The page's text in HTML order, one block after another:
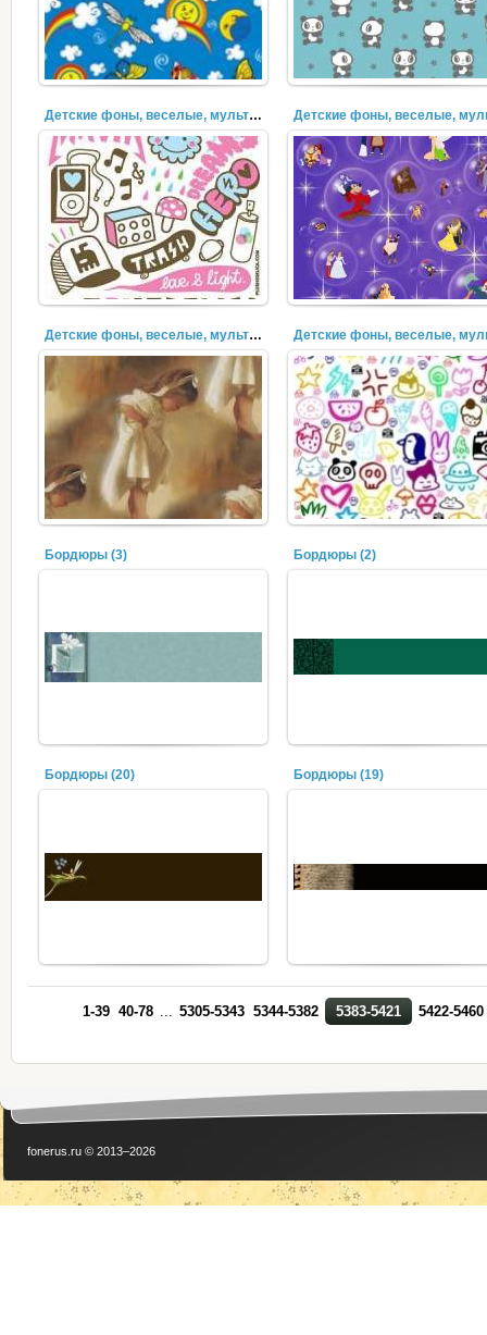
Детские фоны, веселые, мультяшки (11)
Детские фоны, веселые, мультяшки (8)
Бордюры (3) Бордюры (2)
Бордюры (20) Бордюры (19)
1-39 40-78 ... 5305-5343 5344-5382 5383-5421 5422-5460
fonerus.ru © 2013–2026